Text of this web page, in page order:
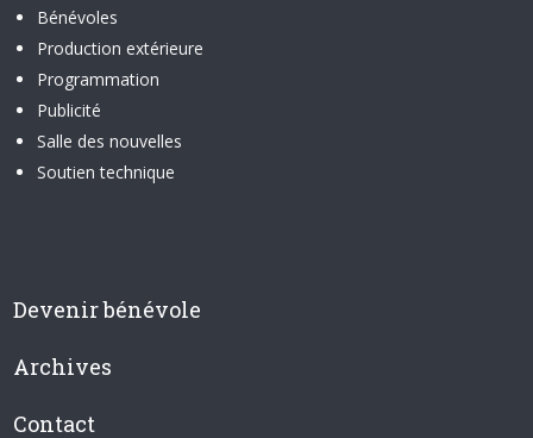
Bénévoles
Production extérieure
Programmation
Publicité
Salle des nouvelles
Soutien technique
Devenir bénévole
Archives
Contact